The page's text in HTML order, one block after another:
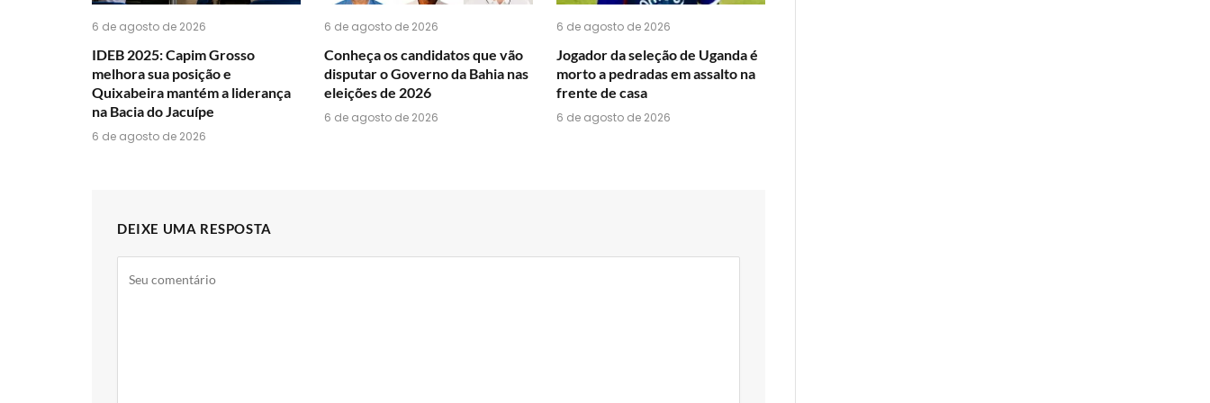
6 de agosto de 2026
IDEB 2025: Capim Grosso
melhora sua posição e
Quixabeira mantém a liderança
na Bacia do Jacuípe
6 de agosto de 2026
6 de agosto de 2026
Conheça os candidatos que vão
disputar o Governo da Bahia nas
eleições de 2026
6 de agosto de 2026
6 de agosto de 2026
Jogador da seleção de Uganda é
morto a pedradas em assalto na
frente de casa
6 de agosto de 2026
DEIXE UMA RESPOSTA